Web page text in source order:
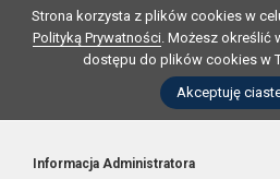
Strona korzysta z plików cookies w
Polityką Prywatności. Możesz określić
dostępu do plików cookies w
Akceptuję
Informacja Administratora